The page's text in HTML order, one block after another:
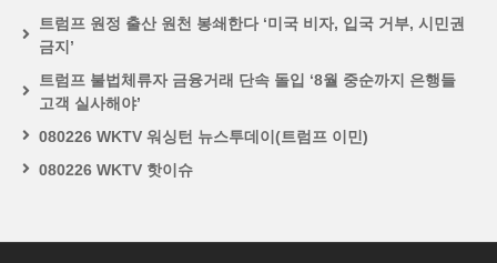
트럼프 원정 출산 원천 봉쇄한다 ‘미국 비자, 입국 거부, 시민권
금지’
트럼프 불법체류자 금융거래 단속 돌입 ‘8월 중순까지 은행들
고객 실사해야’
080226 WKTV 워싱턴 뉴스투데이(트럼프 이민)
080226 WKTV 핫이슈